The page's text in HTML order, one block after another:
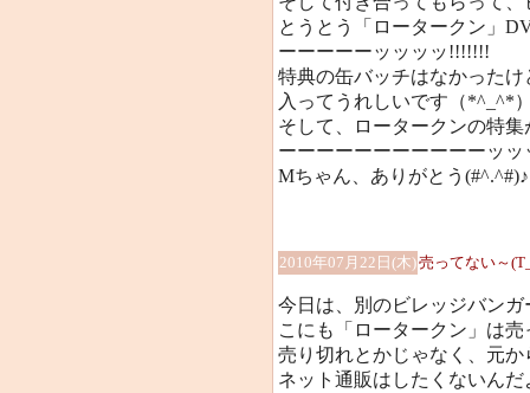
とうとう「ロータークン」
ーーーーーッッッッ!!!!!!!
特典の缶バッチはなかった
入ってうれしいです（*^_^*
そして、ロータークンの特
ーーーーーーーーーーーッ
Mちゃん、ありがとう(#^.^#)♪
2010年07月22日(木)売ってない～
今日は、別のビレッジバン
こにも「ロータークン」は
売り切れとかじゃなく、元
ネット通販はしたくないんだ